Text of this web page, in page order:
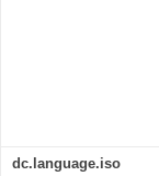
dc.language.iso